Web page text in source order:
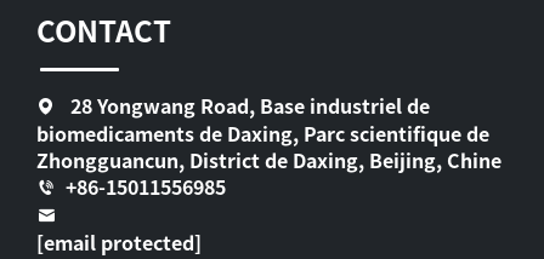
CONTACT
28 Yongwang Road, Base industriel de
biomedicaments de Daxing, Parc scientifique de
Zhongguancun, District de Daxing, Beijing, Chine
+86-15011556985
[email protected]